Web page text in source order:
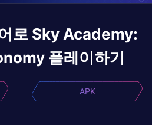
로 Sky Academy:
플레이하기
APK